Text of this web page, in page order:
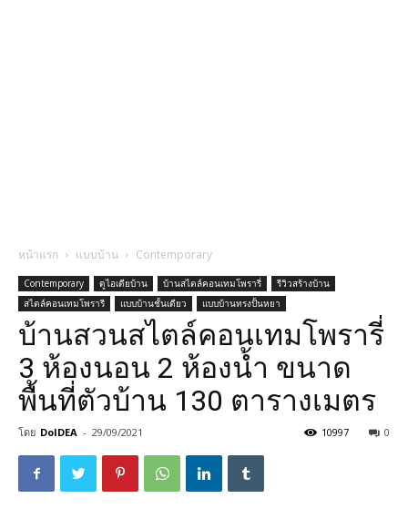
หน้าแรก แบบบ้าน Contemporary
Contemporary ดูไอเดียบ้าน บ้านสไตล์คอนเทมโพรารี่
รีวิวสร้างบ้าน
สไตล์คอนเทมโพรารี
แบบบ้านชั้นเดียว แบบบ้านทรงปั้นหยา
บ้านสวนสไตล์คอนเทมโพรารี่
3 ห้องนอน 2 ห้องน้ำ ขนาด
พื้นที่ตัวบ้าน 130 ตารางเมตร
โดย DoIDEA - 29/09/2021 0
10997